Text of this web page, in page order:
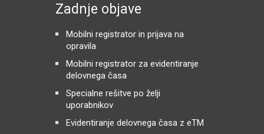
Zadnje objave
Mobilni registrator in prijava na
opravila
Mobilni registrator za evidentiranje
delovnega časa
Specialne rešitve po želji
uporabnikov
Evidentiranje delovnega časa z eTM